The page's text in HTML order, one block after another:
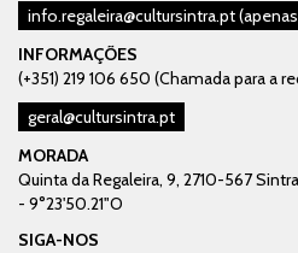
info.regaleira@cultursintra.pt
INFORMAÇÕES
(+351) 219 106 650 (Chamada para a
geral@cultursintra.pt
MORADA
Quinta da Regaleira, 9, 2710-567
- 9°23'50.21"O
SIGA-NOS